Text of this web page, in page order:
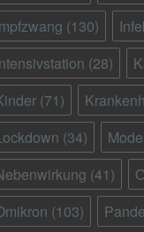
(130)
(28)
(71)
(34)
(41)
(103)